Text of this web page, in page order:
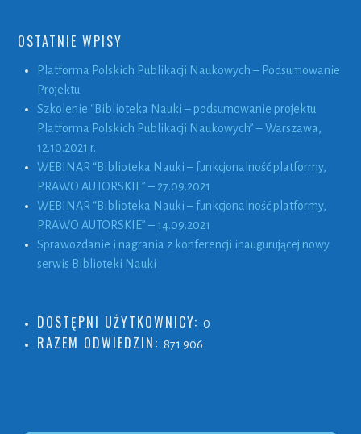
OSTATNIE WPISY
Platforma Polskich Publikacji Naukowych – Podsumowanie
Projektu
Szkolenie “Biblioteka Nauki – podsumowanie projektu
Platforma Polskich Publikacji Naukowych” – Warszawa,
12.10.2021 r.
WEBINAR “Biblioteka Nauki – funkcjonalność platformy,
PRAWO AUTORSKIE” – 27.09.2021
WEBINAR “Biblioteka Nauki – funkcjonalność platformy,
PRAWO AUTORSKIE” – 14.09.2021
Sprawozdanie i nagrania z konferencji inaugurującej nowy
serwis Biblioteki Nauki
DOSTĘPNI UŻYTKOWNICY:0
RAZEM ODWIEDZIN:871 906